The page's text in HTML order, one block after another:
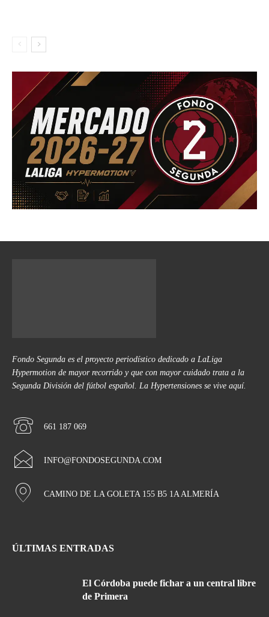
Fondo Segunda es el proyecto periodístico dedicado a LaLiga
Hypermotion de mayor recorrido y que con mayor cuidado trata a la
Segunda División del fútbol español. La Hypertensiones se vive aquí.
661 187 069
INFO@FONDOSEGUNDA.COM
CAMINO DE LA GOLETA 155 B5 1A ALMERÍA
ÚLTIMAS ENTRADAS
El Córdoba puede fichar a un central libre
de Primera